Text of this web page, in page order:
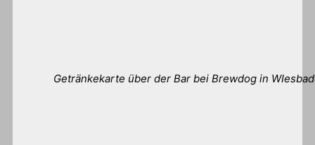
Getränkekarte über der Bar bei Brewdog in